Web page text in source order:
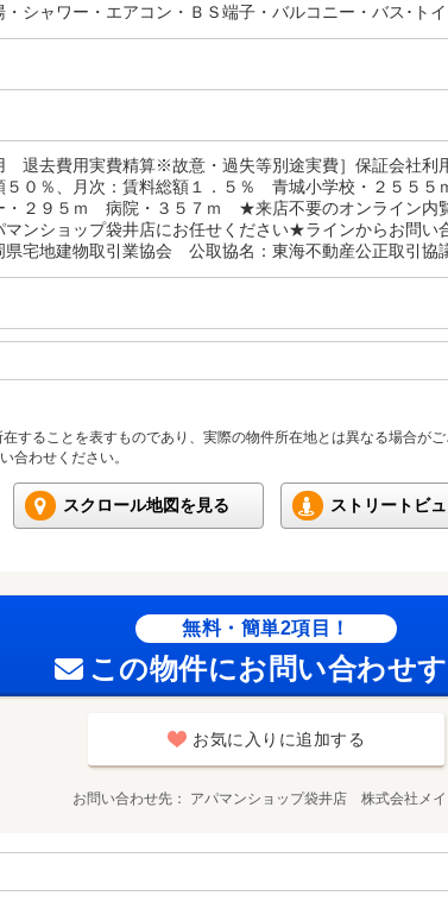
・シャワー・エアコン・ＢＳ端子・バルコニー・バス･ト
退去費用実費精算※故意・過失等別途実費］保証会社
５０％、月次：賃料総額１．５％ 青城小学校・２５５
２９５ｍ 病院・３５７ｍ ★来店不要のオンライン内
マンショップ袋井店にお任せください★ラインからお問
県宅地建物取引業協会 公取協名：東海不動産公正取引協
することを表すものであり、実際の物件所在地とは異なる場合がご
合わせください。
スクロール地図を見る ストリートビ
無料・簡単2項目！
この物件にお問い合わせ
お気に入りに追加する
お問い合わせ先 アパマンショップ袋井店 株式会社メイ